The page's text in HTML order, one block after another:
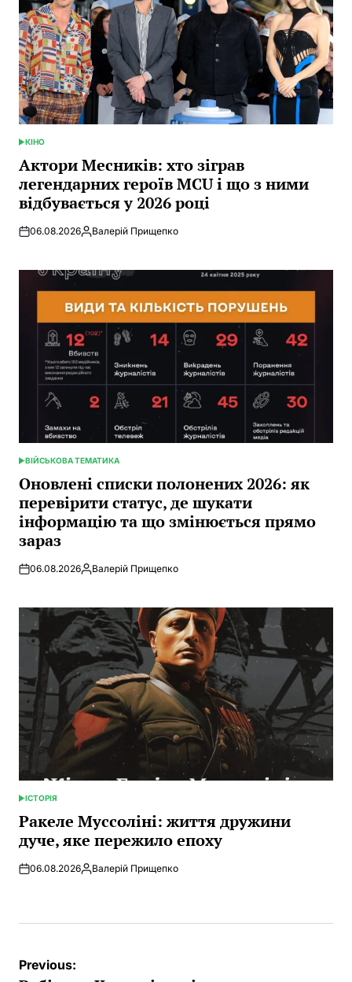
POSTED
IN
КІНО
Актори Месників: хто зіграв
легендарних героїв MCU і що з ними
відбувається у 2026 році
06.08.2026Posted
Валерій Прищепко
POSTED
IN
ВІЙСЬКОВА ТЕМАТИКА
Оновлені списки полонених 2026: як
перевірити статус, де шукати
інформацію та що змінюється прямо
зараз
06.08.2026Posted
Валерій Прищепко
POSTED
IN
ІСТОРІЯ
Ракеле Муссоліні: життя дружини
дуче, яке пережило епоху
06.08.2026Posted
Валерій Прищепко
Post
Previous: